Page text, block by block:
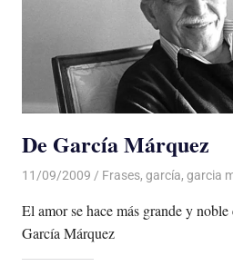
De García Márquez
11/09/2009 De todo un Poco
Frases, garcía, garcia
El amor se hace más grande y
García Márquez